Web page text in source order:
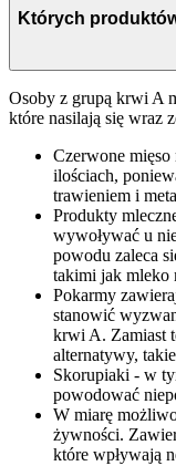
Których
Osoby z grupą krwi A
które nasilają się wraz
Czerwone
ilościach,
trawieniem i
Produkty
wywoływać u
powodu zaleca
takimi jak mleko
Pokarmy
stanowić
krwi A. Zamiast
alternatywy,
Skorupiaki - w
powodować
W miarę
żywności.
które wpływają